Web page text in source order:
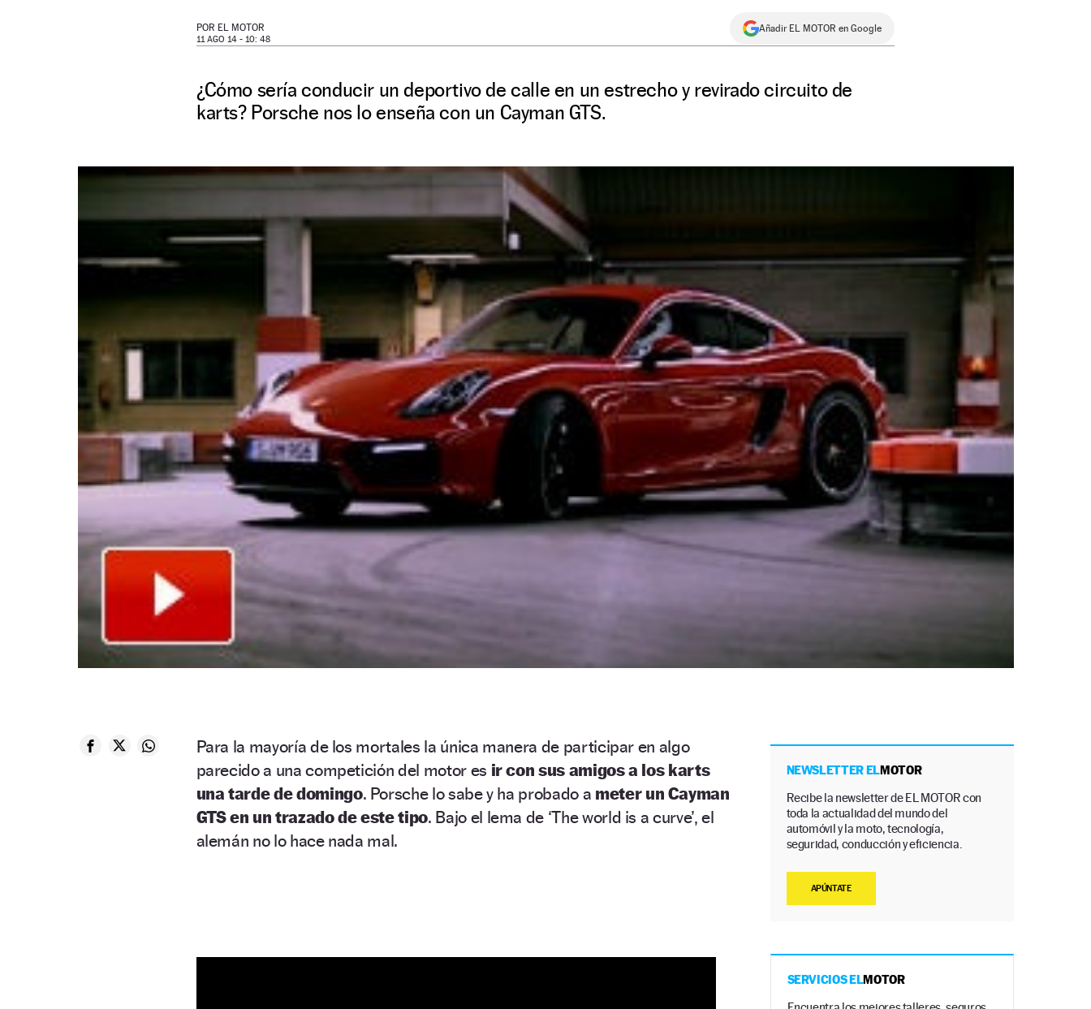
POR EL MOTOR
11 AGO 14 - 10: 48
Añadir EL MOTOR en Google
¿Cómo sería conducir un deportivo de calle en un estrecho y revirado circuito de
karts? Porsche nos lo enseña con un Cayman GTS.
Para la mayoría de los mortales la única manera de participar en algo
parecido a una competición del motor es ir con sus amigos a los karts
una tarde de domingo. Porsche lo sabe y ha probado a meter un Cayman
GTS en un trazado de este tipo. Bajo el lema de ‘The world is a curve’, el
alemán no lo hace nada mal.
NEWSLETTER ELMOTOR
Recibe la newsletter de EL MOTOR con
toda la actualidad del mundo del
automóvil y la moto, tecnología,
seguridad, conducción y eficiencia.
APÚNTATE
SERVICIOS ELMOTOR